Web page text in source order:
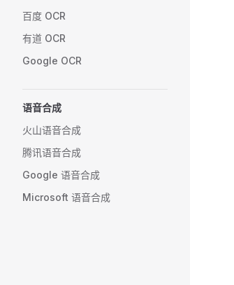
百度 OCR
有道 OCR
Google OCR
语音合成
火山语音合成
腾讯语音合成
Google 语音合成
Microsoft 语音合成